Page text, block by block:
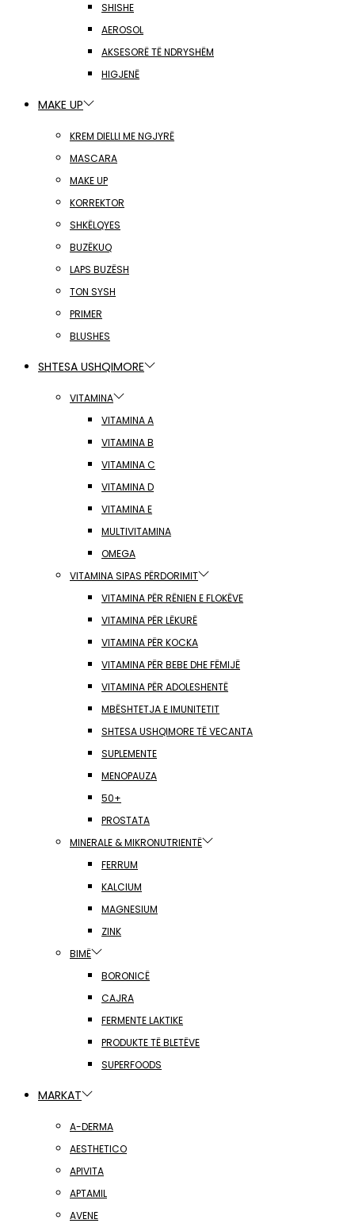
SHISHE
AEROSOL
AKSESORË TË NDRYSHËM
HIGJENË
MAKE UP
KREM DIELLI ME NGJYRË
MASCARA
MAKE UP
KORREKTOR
SHKËLQYES
BUZËKUQ
LAPS BUZËSH
TON SYSH
PRIMER
BLUSHES
SHTESA USHQIMORE
VITAMINA
VITAMINA A
VITAMINA B
VITAMINA C
VITAMINA D
VITAMINA E
MULTIVITAMINA
OMEGA
VITAMINA SIPAS PËRDORIMIT
VITAMINA PËR RËNIEN E FLOKËVE
VITAMINA PËR LËKURË
VITAMINA PËR KOCKA
VITAMINA PËR BEBE DHE FËMIJË
VITAMINA PËR ADOLESHENTË
MBËSHTETJA E IMUNITETIT
SHTESA USHQIMORE TË VECANTA
SUPLEMENTE
MENOPAUZA
50+
PROSTATA
MINERALE & MIKRONUTRIENTË
FERRUM
KALCIUM
MAGNESIUM
ZINK
BIMË
BORONICË
CAJRA
FERMENTE LAKTIKE
PRODUKTE TË BLETËVE
SUPERFOODS
MARKAT
A-DERMA
AESTHETICO
APIVITA
APTAMIL
AVENE